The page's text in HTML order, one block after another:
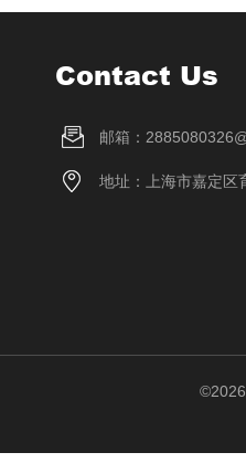
Contact Us
邮箱：
地址：上海市嘉定区